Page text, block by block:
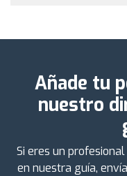
Añade tu
nuestro
Si eres un
en nuestra guía,